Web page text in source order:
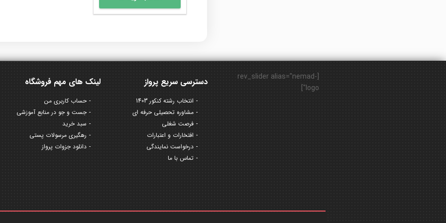
تا
دارای
باشد.
ها
ممکن
است
صفحه
محصول
انتخاب
لینک های مهم فروشگاه
حساب کاربری من
جست و جو در منابع آموزشی
سبد خرید
رهگیری مرسولات پستی
دانلود جزوات پرواز
دسترسی سریع پرواز
انتخاب رشته کنکور 1403
مشاوره تحصیلی حرفه ای
فرصت شغلی
افتخارات و اعتبارات
درخواست نمایندگی
تماس با ما
[rev_slider alias="nemad-
logo"]